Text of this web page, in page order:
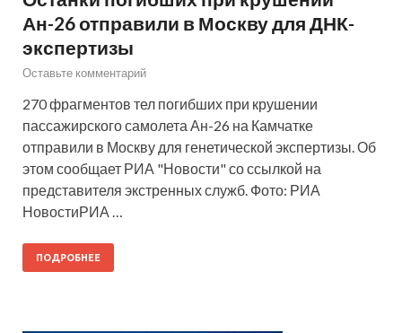
Ан-26 отправили в Москву для ДНК-
экспертизы
Оставьте комментарий
270 фрагментов тел погибших при крушении
пассажирского самолета Ан-26 на Камчатке
отправили в Москву для генетической экспертизы. Об
этом сообщает РИА "Новости" со ссылкой на
представителя экстренных служб. Фото: РИА
НовостиРИА …
ПОДРОБНЕЕ